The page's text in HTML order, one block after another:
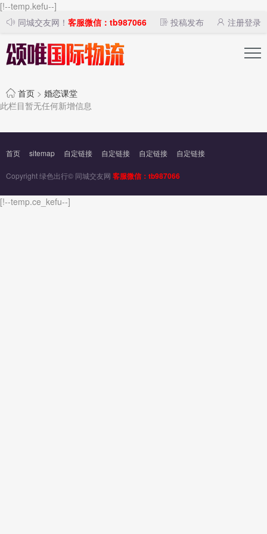
[!--temp.kefu--]
同城交友网！ 客服微信：tb987066 投稿发布 注册登录
首页 > 婚恋课堂
此栏目暂无任何新增信息
首页 sitemap 自定链接 自定链接 自定链接 自定链接
Copyright 绿色出行© 同城交友网 客服微信：tb987066
[!--temp.ce_kefu--]